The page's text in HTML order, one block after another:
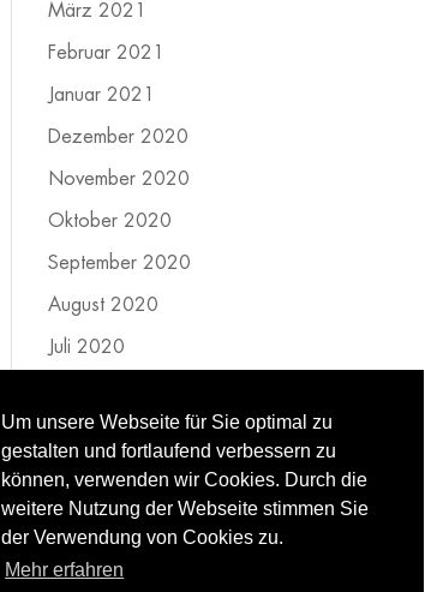
März 2021
Februar 2021
Januar 2021
Dezember 2020
November 2020
Oktober 2020
September 2020
August 2020
Juli 2020
Mai 2020
April 2020
März 2020
Um unsere Webseite für Sie optimal zu
gestalten und fortlaufend verbessern zu
können, verwenden wir Cookies. Durch die
weitere Nutzung der Webseite stimmen Sie
der Verwendung von Cookies zu.
Mehr erfahren